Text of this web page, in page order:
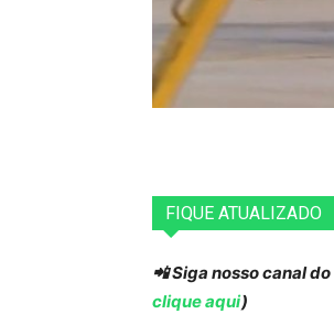
FIQUE ATUALIZADO
📲 Siga nosso canal do
clique aqui)